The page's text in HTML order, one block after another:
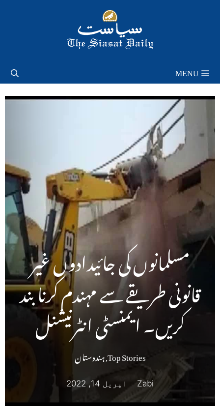
MENU
مسلمانوں کی جائیدادوں غیر
قانونی طریقے سے مہندم کرنا بند
کریں۔ ایمنسٹی انٹرنیشنل
Top Stories
,ہندوستان
Zabi اپریل 14, 2022